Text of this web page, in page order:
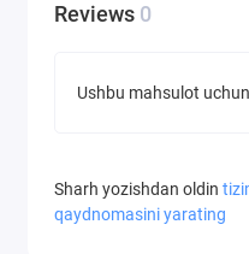
Reviews 0
Ushbu mahsulot
Sharh yozishdan oldin
qaydnomasini yarating